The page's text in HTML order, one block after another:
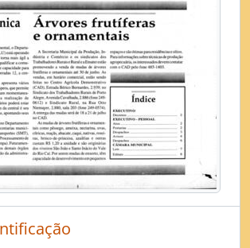
Diário Oficial de Porto Alegre de 2004
Diário Oficial de Porto Alegre de 2005
Diário Oficial de Porto Alegre de 2006
Diário Oficial de Porto Alegre de 2007
Diário Oficial de Porto Alegre de 2008
Diário Oficial de Porto Alegre de 2009
Diário Oficial de Porto Alegre de 2010
Diário Oficial de Porto Alegre de 2011
das atividades econômicas no Município (Concessão de Alvará)
de obras e edificações
Administrativo
de Tributos